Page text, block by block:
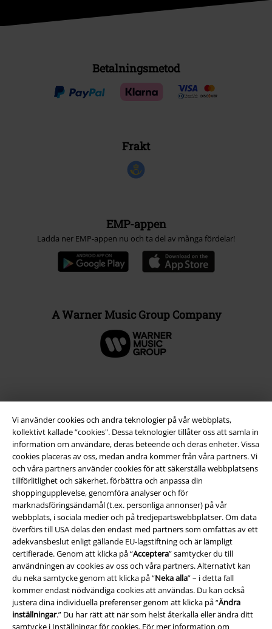
Vi använder cookies och andra teknologier på vår webbplats,
kollektivt kallade “cookies". Dessa teknologier tillåter oss att samla in
information om användare, deras beteende och deras enheter. Vissa
cookies placeras av oss, medan andra kommer från våra partners. Vi
och våra partners använder cookies för att säkerställa webbplatsens
tillförlitlighet och säkerhet, förbättra och anpassa din
shoppingupplevelse, genomföra analyser och för
marknadsföringsändamål (t.ex. personliga annonser) på vår
webbplats, i sociala medier och på tredjepartswebbplatser. Om data
överförs till USA delas den endast med partners som omfattas av ett
adekvansbeslut enligt gällande EU-lagstiftning och är lämpligt
certifierade. Genom att klicka på “Acceptera” samtycker du till
användningen av cookies av oss och våra partners. Alternativt kan
du neka samtycke genom att klicka på “Neka alla” – i detta fall
kommer endast nödvändiga cookies att användas. Du kan också
justera dina individuella preferenser genom att klicka på “Ändra
inställningar.” Du har rätt att när som helst återkalla eller ändra ditt
samtycke i Inställningar för cookies. För mer information om
Betalningsmetod
Frakt
EMP-appen
Ladda ner EMP-appen nu och ta del av många fördelar!
A Warner Music Group Company
Juridisk information/Villkor
Villkor
Om oss
Ladda ner villkoren
Avfallshantering och miljöskydd
Försäkran om överensstämmelse